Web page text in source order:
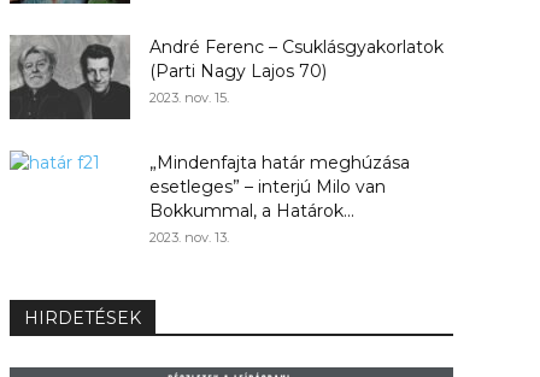
André Ferenc – Csuklásgyakorlatok
(Parti Nagy Lajos 70)
2023. nov. 15.
„Mindenfajta határ meghúzása
esetleges” – interjú Milo van
Bokkummal, a Határok...
2023. nov. 13.
HIRDETÉSEK